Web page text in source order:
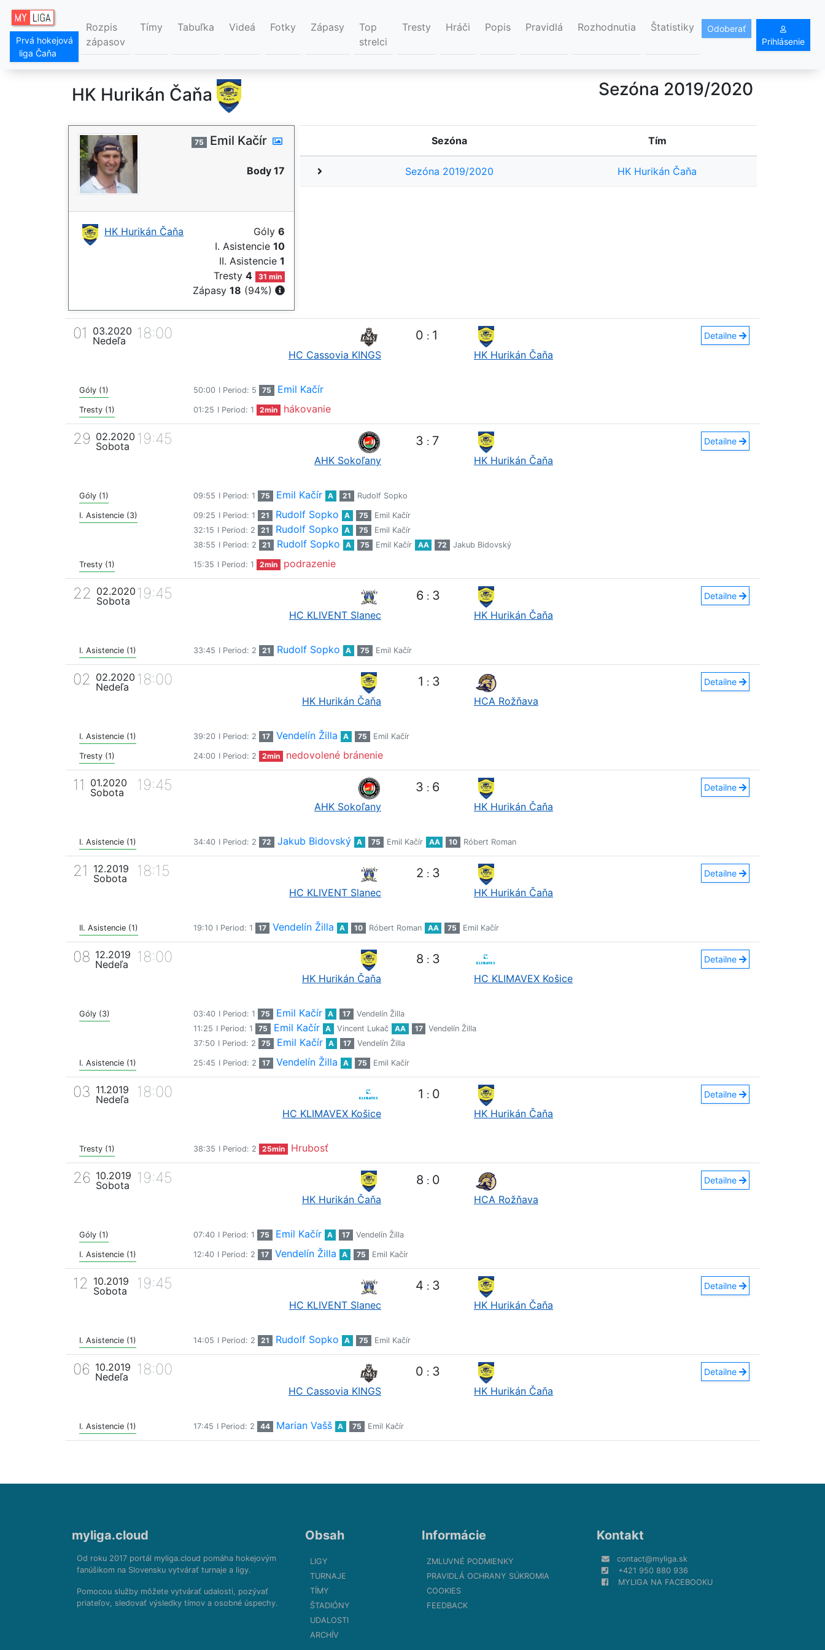
Prvá hokejová
liga Čaňa
Rozpis
zápasov
Tímy Tabuľka Videá Fotky Zápasy
Top
strelci
Tresty Hráči Popis Pravidlá Rozhodnutia Štatistiky
Odoberať
Prihlásenie
HK Hurikán Čaňa Sezóna 2019/2020
75 Emil Kačír
Body 17
HK Hurikán Čaňa Góly 6
I. Asistencie 10
II. Asistencie 1
Tresty4 31 min
Zápasy 18 (94%)
Sezóna Tím
Sezóna 2019/2020 HK Hurikán Čaňa
01
03.2020
Nedeľa
18:00
HC Cassovia KINGS
0 : 1
HK Hurikán Čaňa
Detailne
Góly (1) 50:00 I Period: 5 75 Emil Kačír
Tresty (1) 01:25 I Period: 1 2min hákovanie
29 02.2020
Sobota
19:45
AHK Sokoľany
3 : 7
HK Hurikán Čaňa
Detailne
Góly (1) 09:55 I Period: 1 75 Emil Kačír A 21 Rudolf Sopko
I. Asistencie (3) 09:25 I Period: 1 21 Rudolf Sopko A 75
Emil Kačír
32:15 I Period: 2 21 Rudolf Sopko A 75
Emil Kačír
38:55 I Period: 2 21 Rudolf Sopko A 75 Emil Kačír AA 72 Jakub Bidovský
Tresty (1) 15:35 I Period: 1 2min podrazenie
22 02.2020
Sobota
19:45
HC KLIVENT Slanec
6 : 3
HK Hurikán Čaňa
Detailne
I. Asistencie (1) 33:45 I Period: 2 21 Rudolf Sopko A 75 Emil Kačír
02 02.2020
Nedeľa
18:00
HK Hurikán Čaňa
1 : 3
HCA Rožňava
Detailne
I. Asistencie (1) 39:20 I Period: 2 17 Vendelín Žilla A 75 Emil Kačír
Tresty (1) 24:00 I Period: 2 2min nedovolené bránenie
11
01.2020
Sobota
19:45
AHK Sokoľany
3 : 6
HK Hurikán Čaňa
Detailne
I. Asistencie (1) 34:40 I Period: 2 72 Jakub Bidovský A 75 Emil Kačír AA 10 Róbert Roman
21
12.2019
Sobota
18:15
HC KLIVENT Slanec
2 : 3
HK Hurikán Čaňa
Detailne
II. Asistencie (1) 19:10 I Period: 1 17 Vendelín Žilla A 10 Róbert Roman AA 75 Emil Kačír
08 12.2019
Nedeľa
18:00
HK Hurikán Čaňa
8 : 3
HC KLIMAVEX Košice
Detailne
Góly (3) 03:40 I Period: 1 75 Emil Kačír A 17
Vendelín Žilla
11:25 I Period: 1 75 Emil Kačír A Vincent Lukač AA 17
Vendelín Žilla
37:50 I Period: 2 75 Emil Kačír A 17 Vendelín Žilla
I. Asistencie (1) 25:45 I Period: 2 17 Vendelín Žilla A 75 Emil Kačír
03 11.2019
Nedeľa
18:00
HC KLIMAVEX Košice
1 : 0
HK Hurikán Čaňa
Detailne
Tresty (1) 38:35 I Period: 2 25min Hrubosť
26 10.2019
Sobota
19:45
HK Hurikán Čaňa
8 : 0
HCA Rožňava
Detailne
Góly (1) 07:40 I Period: 1 75 Emil Kačír A 17 Vendelín Žilla
I. Asistencie (1) 12:40 I Period: 2 17 Vendelín Žilla A 75 Emil Kačír
12 10.2019
Sobota
19:45
HC KLIVENT Slanec
4 : 3
HK Hurikán Čaňa
Detailne
I. Asistencie (1) 14:05 I Period: 2 21 Rudolf Sopko A 75 Emil Kačír
06 10.2019
Nedeľa
18:00
HC Cassovia KINGS
0 : 3
HK Hurikán Čaňa
Detailne
I. Asistencie (1) 17:45 I Period: 2 44 Marian Vašš A 75 Emil Kačír
myliga.cloud
Od roku 2017 portál myliga.cloud pomáha hokejovým
fanúšikom na Slovensku vytvárať turnaje a ligy.
Pomocou služby môžete vytvárať udalosti, pozývať
priateľov, sledovať výsledky tímov a osobné úspechy.
Obsah
LIGY
TURNAJE
TÍMY
ŠTADIÓNY
UDALOSTI
ARCHÍV
Informácie
ZMLUVNÉ PODMIENKY
PRAVIDLÁ OCHRANY SÚKROMIA
COOKIES
FEEDBACK
Kontakt
contact@myliga.sk
+421 950 880 936
MYLIGA NA FACEBOOKU